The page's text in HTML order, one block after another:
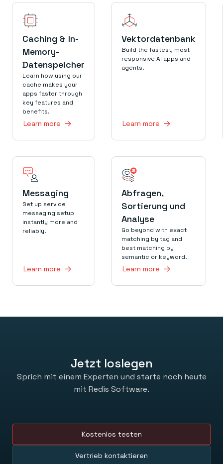
Caching & In-
Memory-
Datenspeicher
Learn how using our
cache makes your
apps faster through
key features and
benefits.
Learn more
Vektordatenbank
Build the fastest, most
responsive AI apps and
agents.
Learn more
Messaging
Set up service
messaging setup
instantly more and
reliably.
Learn more
Abfragen,
Sortierung und
Analyse
Go beyond with exact
matching by tag and
best matching by
semantic or keyword.
Learn more
Jetzt loslegen
Sprich mit einem Experten und starte noch heute
mit Redis Software.
Kostenlos testen
Vertrieb kontaktieren